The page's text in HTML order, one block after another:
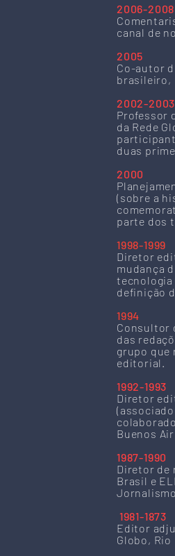
2006-2008
canal de
2005
Co-autor
brasileiro,
2002-2003
Professor
da Rede
duas
2000
(sobre a
parte dos
1998-1999
Diretor
mudança
tecnologia
definição
1994
Consultor
das
grupo que
editorial.
1992-1993
Diretor
Buenos
1987-1990
Diretor de
Brasil e
1981-1873
Editor
Globo,